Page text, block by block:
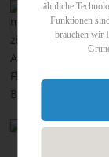
von
ähnliche
Funktionen
brauchen wir